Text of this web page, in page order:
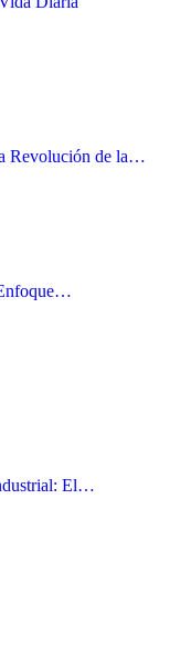
Revolución de la…
El…